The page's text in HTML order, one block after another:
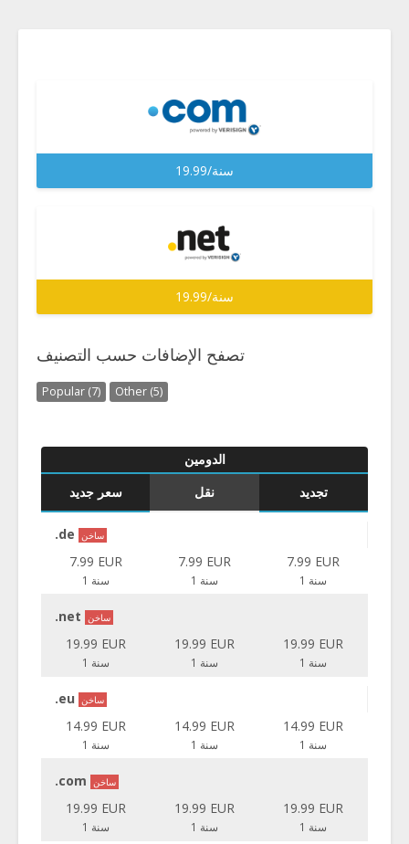
19.99/سنة
19.99/سنة
تصفح الإضافات حسب التصنيف
Popular (7) Other (5)
الدومين
سعر جديد
نقل تجديد
.de ساخن
7.99 EUR
1 سنة
7.99 EUR
1 سنة
7.99 EUR
1 سنة
.net ساخن
19.99 EUR
1 سنة
19.99 EUR
1 سنة
19.99 EUR
1 سنة
.eu ساخن
14.99 EUR
1 سنة
14.99 EUR
1 سنة
14.99 EUR
1 سنة
.com ساخن
19.99 EUR
1 سنة
19.99 EUR
1 سنة
19.99 EUR
1 سنة